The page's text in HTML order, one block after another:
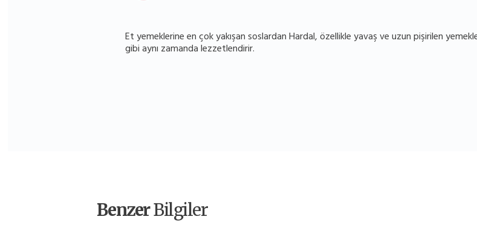
Et yemeklerine en çok yakışan soslardan Hardal, özellikle yavaş ve uzun pişirilen
gibi aynı zamanda lezzetlendirir.
BenzerBilgiler